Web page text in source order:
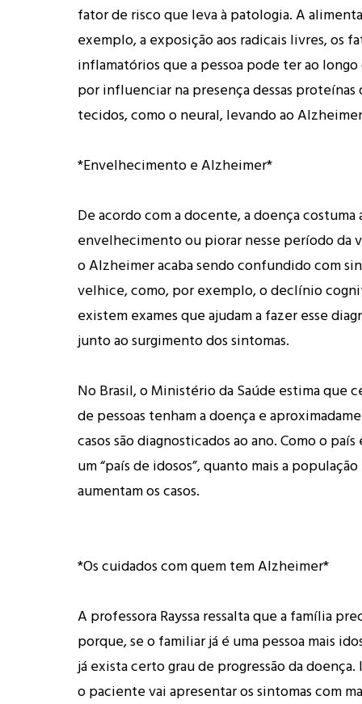
fator de risco que leva à patologia. A
exemplo, a exposição aos radicais livres, os
inflamatórios que a pessoa pode ter ao longo
por influenciar na presença dessas proteínas
tecidos, como o neural, levando ao
*Envelhecimento e Alzheimer*
De acordo com a docente, a doença costuma
envelhecimento ou piorar nesse período da
o Alzheimer acaba sendo confundido com
velhice, como, por exemplo, o declínio
existem exames que ajudam a fazer esse
junto ao surgimento dos sintomas.
No Brasil, o Ministério da Saúde estima que
de pessoas tenham a doença e
casos são diagnosticados ao ano. Como o
um “país de idosos”, quanto mais a
aumentam os casos.
*Os cuidados com quem tem Alzheimer*
A professora Rayssa ressalta que a família
porque, se o familiar já é uma pessoa mais
já exista certo grau de progressão da
o paciente vai apresentar os sintomas com